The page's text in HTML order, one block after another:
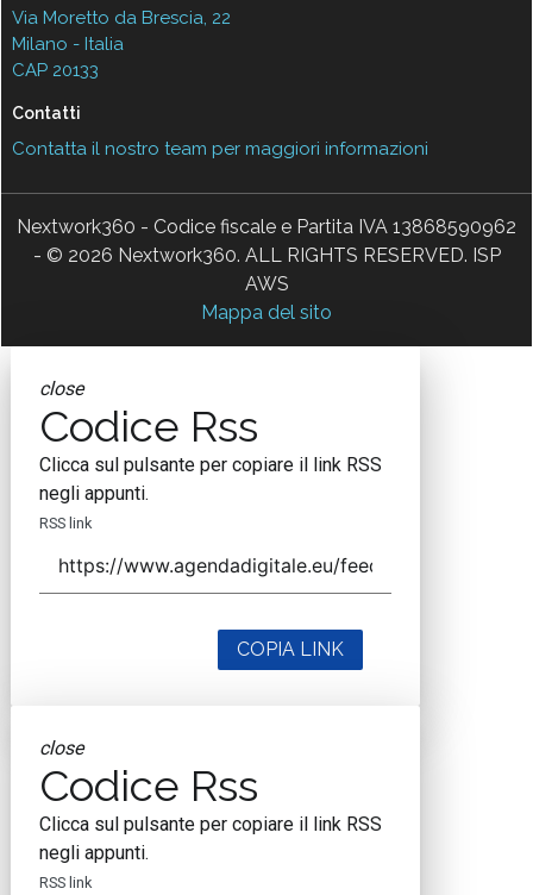
Via Moretto da Brescia, 22
Milano - Italia
CAP 20133
Contatti
Contatta il nostro team per maggiori informazioni
Nextwork360 - Codice fiscale e Partita IVA 13868590962
- © 2026 Nextwork360. ALL RIGHTS RESERVED. ISP
AWS
Mappa del sito
close
Codice Rss
Clicca sul pulsante per copiare il link RSS
negli appunti.
RSS link
COPIA LINK
close
Codice Rss
Clicca sul pulsante per copiare il link RSS
negli appunti.
RSS link